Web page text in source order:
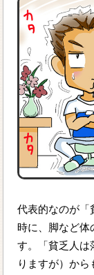
代表的なのが「
時に、脚など体
す。「貧乏人は
りますが）か